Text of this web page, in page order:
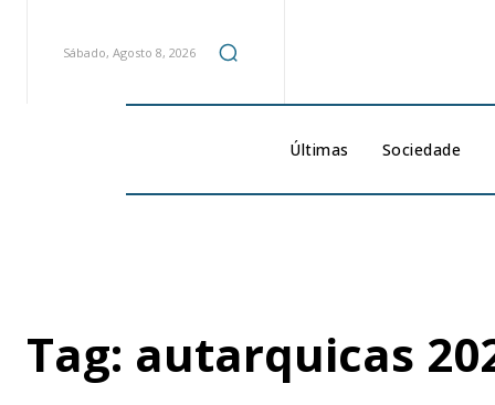
Sábado, Agosto 8, 2026
Últimas Sociedade
Tag: autarquicas